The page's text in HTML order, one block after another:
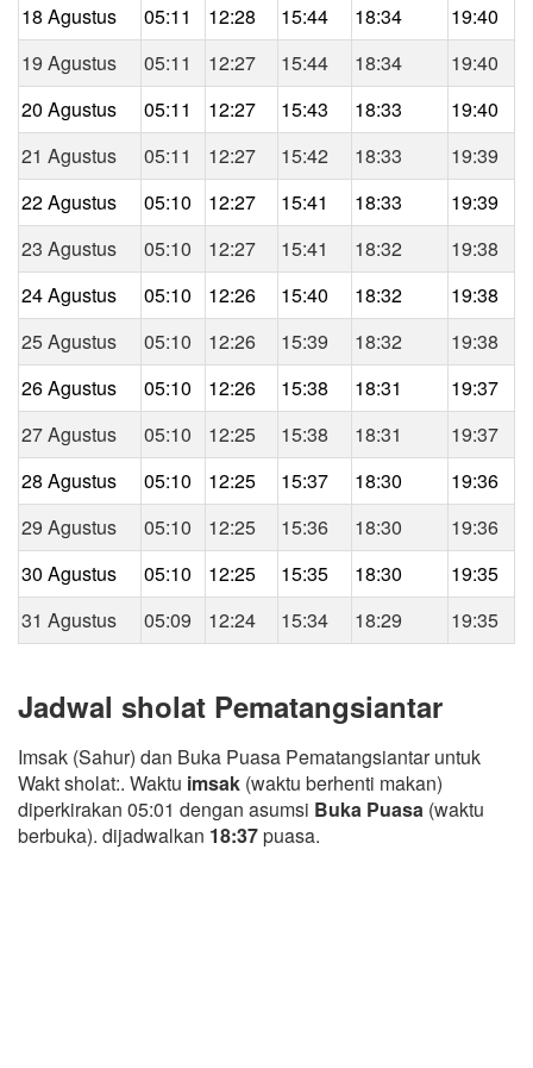
18 Agustus 05:11 12:28 15:44 18:34
19:40
19 Agustus
05:11 12:27 15:44 18:34
19:40
20 Agustus
05:11 12:27 15:43 18:33
19:40
21 Agustus
05:11 12:27 15:42 18:33
19:39
22 Agustus
05:10 12:27 15:41 18:33
19:39
23 Agustus
05:10 12:27 15:41 18:32
19:38
24 Agustus
05:10 12:26 15:40 18:32
19:38
25 Agustus
05:10 12:26 15:39 18:32
19:38
26 Agustus
05:10 12:26 15:38 18:31
19:37
27 Agustus
05:10 12:25 15:38 18:31
19:37
28 Agustus
05:10 12:25 15:37 18:30
19:36
29 Agustus
05:10 12:25 15:36 18:30
19:36
30 Agustus
05:10 12:25 15:35 18:30
19:35
31 Agustus
05:09 12:24 15:34 18:29 19:35
Jadwal sholat Pematangsiantar
Imsak (Sahur) dan Buka Puasa Pematangsiantar untuk
Wakt sholat:. Waktu imsak (waktu berhenti makan)
diperkirakan 05:01 dengan asumsi Buka Puasa (waktu
berbuka). dijadwalkan 18:37puasa.